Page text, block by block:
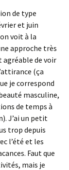
de type
et juin
voit à la
approche très
agréable de voir
(ça
je correspond
masculine,
de temps à
J’ai un petit
trop depuis
l’été et les
Faut que
mais je